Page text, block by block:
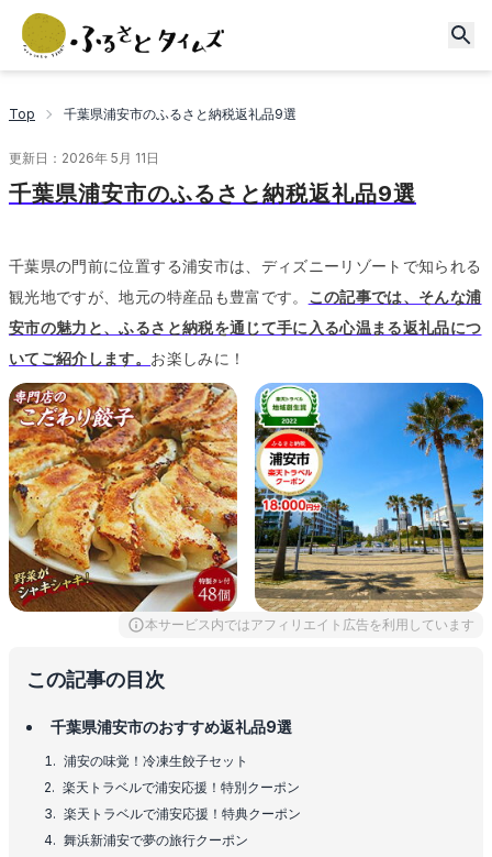
Top 千葉県浦安市のふるさと納税返礼品9選
更新日： 2026年 5月 11日
千葉県浦安市のふるさと納税返礼品9選
千葉県の門前に位置する浦安市は、ディズニーリゾートで知られる
観光地ですが、地元の特産品も豊富です。 この記事では、そんな浦
安市の魅力と、ふるさと納税を通じて手に入る心温まる返礼品につ
いてご紹介します。 お楽しみに！
本サービス内ではアフィリエイト広告を利用しています
この記事の目次
千葉県浦安市のおすすめ返礼品9選
浦安の味覚！冷凍生餃子セット
楽天トラベルで浦安応援！特別クーポン
楽天トラベルで浦安応援！特典クーポン
舞浜新浦安で夢の旅行クーポン